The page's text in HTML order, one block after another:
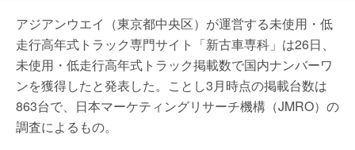
アジアンウエイ（東京都中央区）が運営する未使用・低
走行高年式トラック専門サイト「新古車専科」は26日、
未使用・低走行高年式トラック掲載数で国内ナンバーワ
ンを獲得したと発表した。ことし3月時点の掲載台数は
863台で、日本マーケティングリサーチ機構（JMRO）の
調査によるもの。